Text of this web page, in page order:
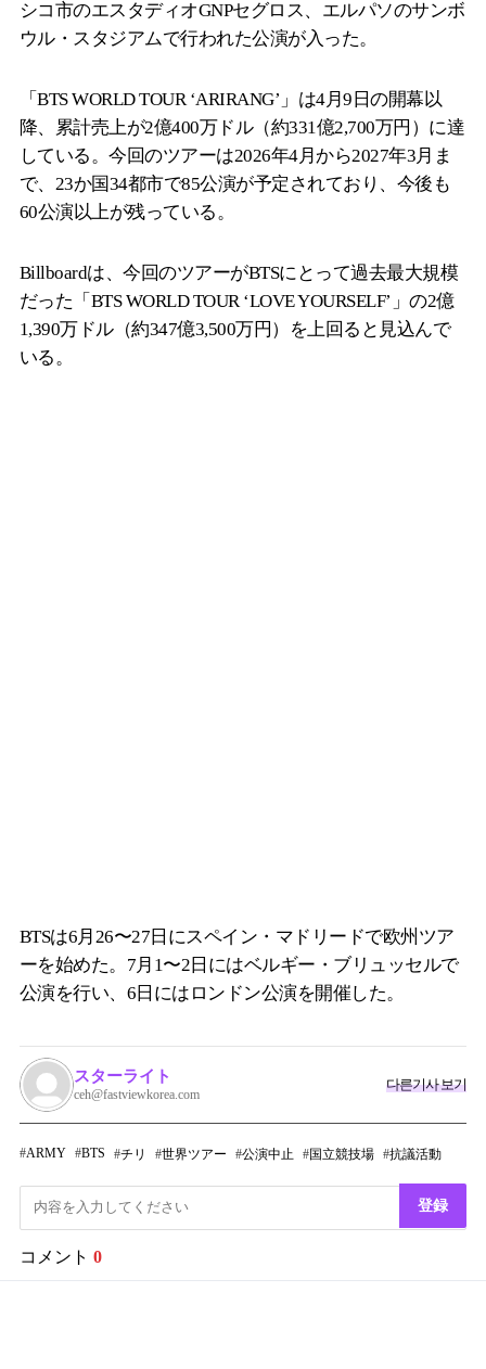
シコ市のエスタディオGNPセグロス、エルパソのサンボ
ウル・スタジアムで行われた公演が入った。
「BTS WORLD TOUR ‘ARIRANG’」は4月9日の開幕以
降、累計売上が2億400万ドル（約331億2,700万円）に達
している。今回のツアーは2026年4月から2027年3月ま
で、23か国34都市で85公演が予定されており、今後も
60公演以上が残っている。
Billboardは、今回のツアーがBTSにとって過去最大規模
だった「BTS WORLD TOUR ‘LOVE YOURSELF’」の2億
1,390万ドル（約347億3,500万円）を上回ると見込んで
いる。
BTSは6月26〜27日にスペイン・マドリードで欧州ツア
ーを始めた。7月1〜2日にはベルギー・ブリュッセルで
公演を行い、6日にはロンドン公演を開催した。
スターライト
ceh@fastviewkorea.com
다른기사 보기
ARMY BTS チリ 世界ツアー 公演中止 国立競技場 抗議活動
登録
コメント 0